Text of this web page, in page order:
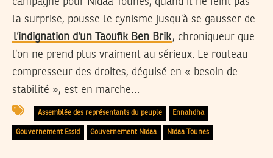
la surprise, pousse le cynisme jusqu’à se gausser de
l’indignation d’un Taoufik Ben Brik, chroniqueur que
l’on ne prend plus vraiment au sérieux. Le rouleau
compresseur des droites, déguisé en « besoin de
stabilité », est en marche…
Assemblée des représentants du peuple Ennahdha
Gouvernement Essid Gouvernement Nidaa Nidaa Tounes